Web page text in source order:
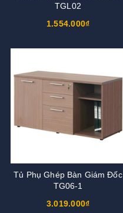
TGL02
1.554.000₫
Tủ Phụ Ghép Bàn Giám Đốc
TG06-1
3.019.000₫